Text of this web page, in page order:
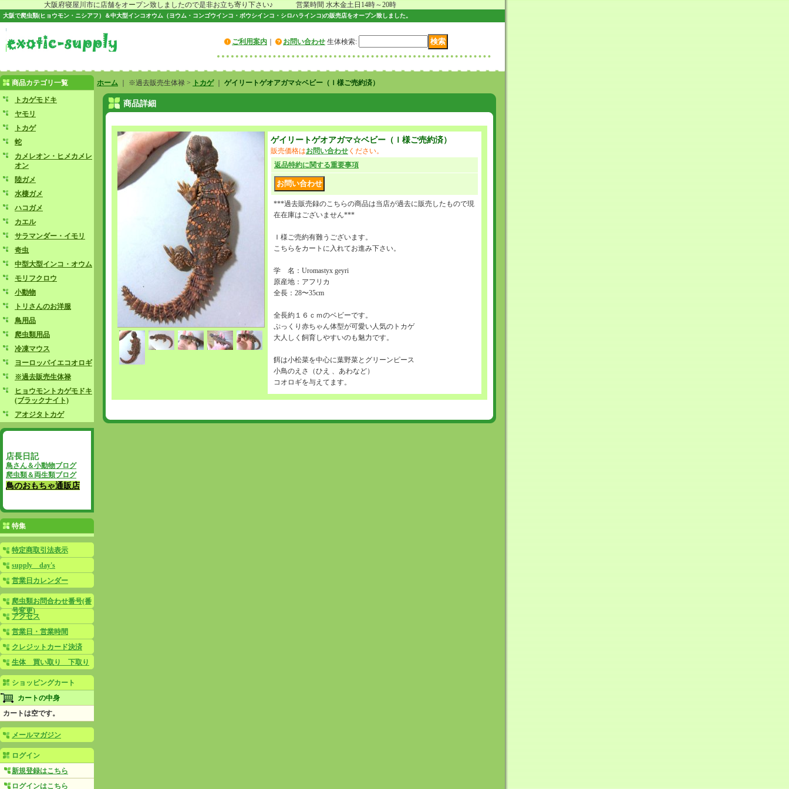
大阪府寝屋川市に店舗をオープン致しましたので是非お立ち寄り下さい♪ 営業時間 水木金土日14時～20時
大阪で爬虫類(ヒョウモン・ニシアフ）＆中大型インコオウム（ヨウム・コンゴウインコ・ボウシインコ・シロハラインコ)の販売店をオープン致しました。
ご利用案内 お問い合わせ 生体検索:
商品カテゴリ一覧
トカゲモドキ
ヤモリ
トカゲ
蛇
カメレオン・ヒメカメレ
オン
陸ガメ
水棲ガメ
ハコガメ
カエル
サラマンダー・イモリ
奇虫
中型大型インコ・オウム
モリフクロウ
小動物
トリさんのお洋服
鳥用品
爬虫類用品
冷凍マウス
ヨーロッパイエコオロギ
※過去販売生体禄
ヒョウモントカゲモドキ
(ブラックナイト)
アオジタトカゲ
店長日記
鳥さん＆小動物ブログ
爬虫類＆両生類ブログ
鳥のおもちゃ通販店
特集
特定商取引法表示
supply day's
営業日カレンダー
爬虫類お問合わせ番号(番
号変更)
アクセス
営業日・営業時間
クレジットカード決済
生体 買い取り 下取り
ショッピングカート
カートの中身
カートは空です。
メールマガジン
ログイン
新規登録はこちら
ログインはこちら
ホーム ｜ ※過去販売生体禄 > トカゲ｜ ゲイリートゲオアガマ☆ベビー（Ｉ様ご売約済）
商品詳細
ゲイリートゲオアガマ☆ベビー（Ｉ様ご売約済）
販売価格はお問い合わせ ください。
返品特約に関する重要事項
***過去販売録のこちらの商品は当店が過去に販売したもので現
在在庫はございません***
Ｉ様ご売約有難うございます。
こちらをカートに入れてお進み下さい。
学 名：Uromastyx geyri
原産地：アフリカ
全長：28〜35cm
全長約１６ｃｍのベビーです。
ぷっくり赤ちゃん体型が可愛い人気のトカゲ
大人しく飼育しやすいのも魅力です。
餌は小松菜を中心に葉野菜とグリーンピース
小鳥のえさ（ひえ 、あわなど）
コオロギを与えてます。